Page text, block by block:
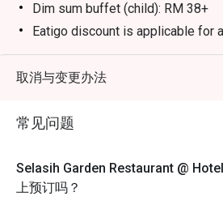
Dim sum buffet (child): RM 38+
Eatigo discount is applicable for
Eatigo discount is applicable for
excluding beverage, promotional
NOT for takeaway.
your reservation, not more. If
please edit your reservation. If
people than stated in your
取消与变更办法
常见问题
Selasih Garden Restaurant @
上预订吗？